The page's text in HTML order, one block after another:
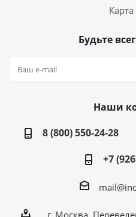
Карта
Будьте
Наши
8 (800) 550-24-28
+7
г. Москва,